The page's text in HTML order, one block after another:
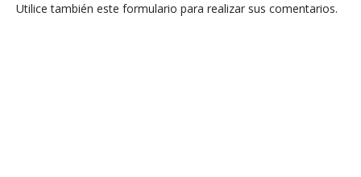
Utilice también este formulario para realizar sus comentarios.